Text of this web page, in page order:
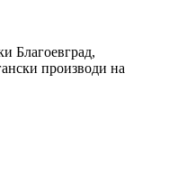
производи на